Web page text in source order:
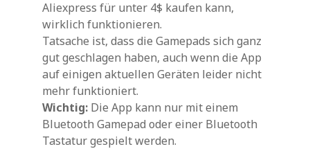
Aliexpress für unter 4$ kaufen kann,
wirklich funktionieren.
Tatsache ist, dass die Gamepads sich ganz
gut geschlagen haben, auch wenn die App
auf einigen aktuellen Geräten leider nicht
mehr funktioniert.
Wichtig: Die App kann nur mit einem
Bluetooth Gamepad oder einer Bluetooth
Tastatur gespielt werden.